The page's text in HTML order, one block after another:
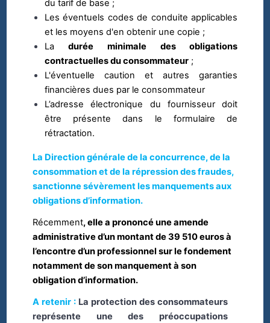
du tarif de base ;
Les éventuels codes de conduite applicables
et les moyens d'en obtenir une copie ;
Ladurée minimale des obligations
contractuelles du consommateur;
L'éventuelle caution et autres garanties
financières dues par le consommateur
L’adresse électronique du fournisseur doit
être présente dans le formulaire de
rétractation.
La Direction générale de la concurrence, de la
consommation et de la répression des fraudes,
sanctionne sévèrement les manquements aux
obligations d’information.
Récemment, elle a prononcé une amende
administrative d’un montant de 39 510 euros à
l’encontre d’un professionnel sur le fondement
notamment de son manquement à son
obligation d’information.
A retenir : La protection des consommateurs
représente une des préoccupations